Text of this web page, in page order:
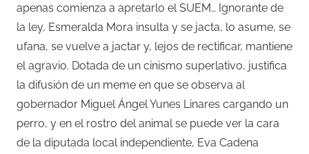
apenas comienza a apretarlo el SUEM… Ignorante de
la ley, Esmeralda Mora insulta y se jacta, lo asume, se
ufana, se vuelve a jactar y, lejos de rectificar, mantiene
el agravio. Dotada de un cinismo superlativo, justifica
la difusión de un meme en que se observa al
gobernador Miguel Ángel Yunes Linares cargando un
perro, y en el rostro del animal se puede ver la cara
de la diputada local independiente, Eva Cadena